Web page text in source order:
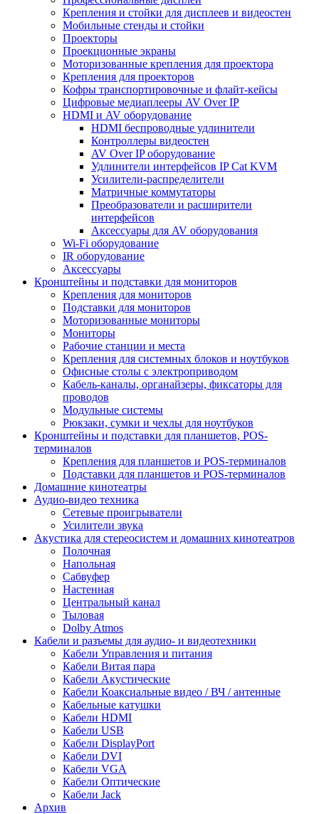
Крепления и стойки для дисплеев и видеостен
Мобильные стенды и стойки
Проекторы
Проекционные экраны
Моторизованные крепления для проектора
Крепления для проекторов
Кофры транспортировочные и флайт-кейсы
Цифровые медиаплееры AV Over IP
HDMI и AV оборудование
HDMI беспроводные удлинители
Контроллеры видеостен
AV Over IP оборудование
Удлинители интерфейсов IP Cat KVM
Усилители-распределители
Матричные коммутаторы
Преобразователи и расширители
интерфейсов
Аксессуары для AV оборудования
Wi-Fi оборудование
IR оборудование
Аксессуары
Кронштейны и подставки для мониторов
Крепления для мониторов
Подставки для мониторов
Моторизованные мониторы
Мониторы
Рабочие станции и места
Крепления для системных блоков и ноутбуков
Офисные столы с электроприводом
Кабель-каналы, органайзеры, фиксаторы для
проводов
Модульные системы
Рюкзаки, сумки и чехлы для ноутбуков
Кронштейны и подставки для планшетов, POS-
терминалов
Крепления для планшетов и POS-терминалов
Подставки для планшетов и POS-терминалов
Домашние кинотеатры
Аудио-видео техника
Сетевые проигрыватели
Усилители звука
Акустика для стереосистем и домашних кинотеатров
Полочная
Напольная
Сабвуфер
Настенная
Центральный канал
Тыловая
Dolby Atmos
Кабели и разъемы для аудио- и видеотехники
Кабели Управления и питания
Кабели Витая пара
Кабели Акустические
Кабели Коаксиальные видео / ВЧ / антенные
Кабельные катушки
Кабели HDMI
Кабели USB
Кабели DisplayPort
Кабели DVI
Кабели VGA
Кабели Оптические
Кабели Jack
Архив